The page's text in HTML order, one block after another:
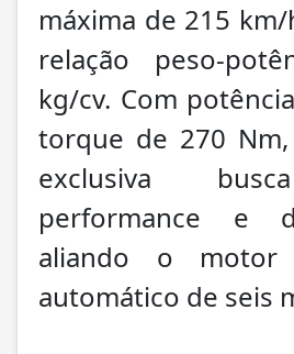
máxima de 215
relação peso-
kg/cv. Com
torque de 270
exclusiva
performance e
aliando o motor
automático de seis